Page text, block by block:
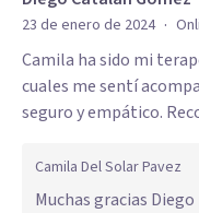
23 de enero de 2024 ·
Camila ha sido mi
cuales me sentí
seguro y empático.
Camila Del Solar Pavez
Muchas gracias